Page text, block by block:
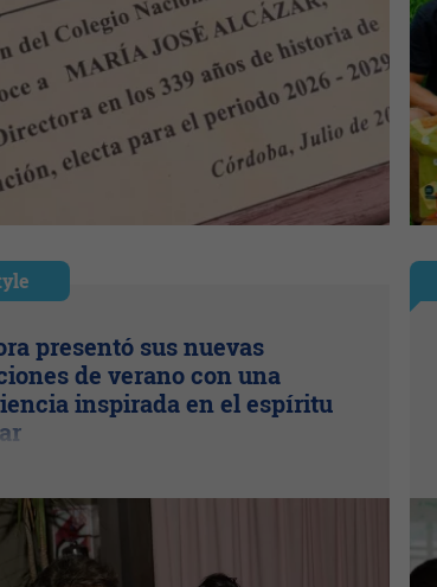
presentó sus nuevas
de verano con una
inspirada en el espíritu